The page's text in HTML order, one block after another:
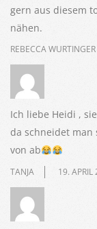
gern aus diesem
nähen.
REBECCA WURTINGER
Ich liebe Heidi ,
da schneidet man
von ab
TANJA 19. APRIL